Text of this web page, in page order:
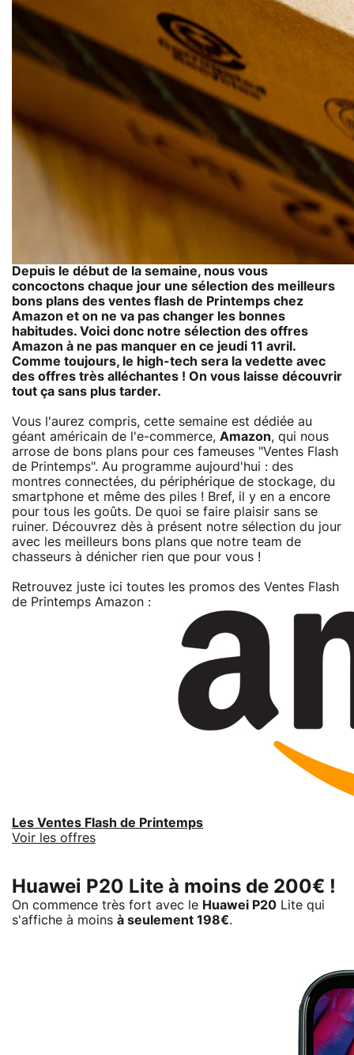
Depuis le début de la semaine, nous vous
concoctons chaque jour une sélection des meilleurs
bons plans des ventes flash de Printemps chez
Amazon et on ne va pas changer les bonnes
habitudes. Voici donc notre sélection des offres
Amazon à ne pas manquer en ce jeudi 11 avril.
Comme toujours, le high-tech sera la vedette avec
des offres très alléchantes ! On vous laisse découvrir
tout ça sans plus tarder.
Vous l'aurez compris, cette semaine est dédiée au
géant américain de l'e-commerce, Amazon, qui nous
arrose de bons plans pour ces fameuses "Ventes Flash
de Printemps". Au programme aujourd'hui : des
montres connectées, du périphérique de stockage, du
smartphone et même des piles ! Bref, il y en a encore
pour tous les goûts. De quoi se faire plaisir sans se
ruiner. Découvrez dès à présent notre sélection du jour
avec les meilleurs bons plans que notre team de
chasseurs à dénicher rien que pour vous !
Retrouvez juste ici toutes les promos des Ventes Flash
de Printemps Amazon :
Les Ventes Flash de Printemps
Voir les offres
Huawei P20 Lite à moins de 200€ !
On commence très fort avec le Huawei P20 Lite qui
s'affiche à moins à seulement 198€.